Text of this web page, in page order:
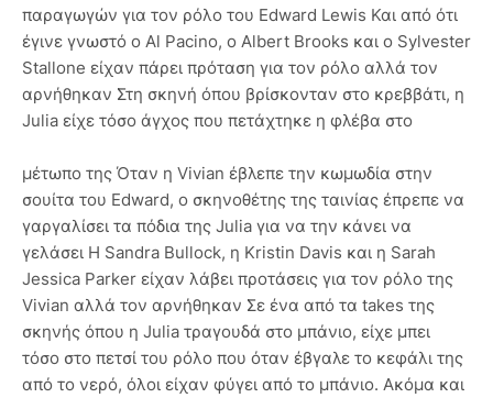
παραγωγών για τον ρόλο του Edward Lewis Και από ότι
έγινε γνωστό ο Al Pacino, ο Albert Brooks και ο Sylvester
Stallone είχαν πάρει πρόταση για τον ρόλο αλλά τον
αρνήθηκαν Στη σκηνή όπου βρίσκονταν στο κρεββάτι, η
Julia είχε τόσο άγχος που πετάχτηκε η φλέβα στο
μέτωπο της Όταν η Vivian έβλεπε την κωμωδία στην
σουίτα του Edward, ο σκηνοθέτης της ταινίας έπρεπε να
γαργαλίσει τα πόδια της Julia για να την κάνει να
γελάσει Η Sandra Bullock, η Kristin Davis και η Sarah
Jessica Parker είχαν λάβει προτάσεις για τον ρόλο της
Vivian αλλά τον αρνήθηκαν Σε ένα από τα takes της
σκηνής όπου η Julia τραγουδά στο μπάνιο, είχε μπει
τόσο στο πετσί του ρόλο που όταν έβγαλε το κεφάλι της
από το νερό, όλοι είχαν φύγει από το μπάνιο. Ακόμα και